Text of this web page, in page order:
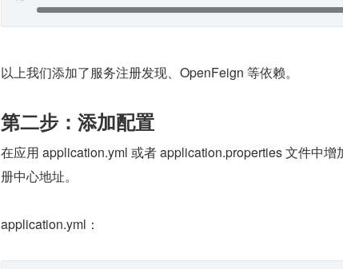
以上我们添加了服务注册发现、OpenFeign 等依赖。
第二步：添加配置
在应用 application.yml 或者 application.properties 文件中
册中心地址。
application.yml：